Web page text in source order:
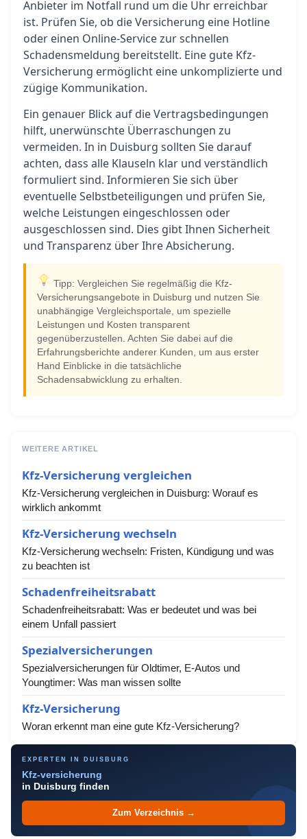
Anbieter im Notfall rund um die Uhr erreichbar
ist. Prüfen Sie, ob die Versicherung eine Hotline
oder einen Online-Service zur schnellen
Schadensmeldung bereitstellt. Eine gute Kfz-
Versicherung ermöglicht eine unkomplizierte und
zügige Kommunikation.
Ein genauer Blick auf die Vertragsbedingungen
hilft, unerwünschte Überraschungen zu
vermeiden. In in Duisburg sollten Sie darauf
achten, dass alle Klauseln klar und verständlich
formuliert sind. Informieren Sie sich über
eventuelle Selbstbeteiligungen und prüfen Sie,
welche Leistungen eingeschlossen oder
ausgeschlossen sind. Dies gibt Ihnen Sicherheit
und Transparenz über Ihre Absicherung.
Tipp: Vergleichen Sie regelmäßig die Kfz-
Versicherungsangebote in Duisburg und nutzen Sie
unabhängige Vergleichsportale, um spezielle
Leistungen und Kosten transparent
gegenüberzustellen. Achten Sie dabei auf die
Erfahrungsberichte anderer Kunden, um aus erster
Hand Einblicke in die tatsächliche
Schadensabwicklung zu erhalten.
WEITERE ARTIKEL
Kfz-Versicherung vergleichen
Kfz-Versicherung vergleichen in Duisburg: Worauf es
wirklich ankommt
Kfz-Versicherung wechseln
Kfz-Versicherung wechseln: Fristen, Kündigung und was
zu beachten ist
Schadenfreiheitsrabatt
Schadenfreiheitsrabatt: Was er bedeutet und was bei
einem Unfall passiert
Spezialversicherungen
Spezialversicherungen für Oldtimer, E-Autos und
Youngtimer: Was man wissen sollte
Kfz-Versicherung
Woran erkennt man eine gute Kfz-Versicherung?
EXPERTEN IN DUISBURG
Kfz-versicherung
in Duisburg finden
Zum Verzeichnis →